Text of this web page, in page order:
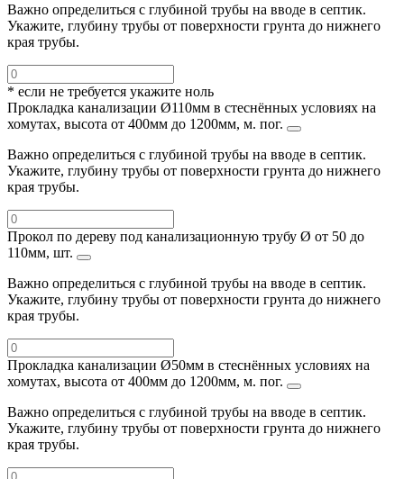
Важно определиться с глубиной трубы на вводе в септик.
Укажите, глубину трубы от поверхности грунта до нижнего
края трубы.
* если не требуется укажите ноль
Прокладка канализации Ø110мм в стеснённых условиях на
хомутах, высота от 400мм до 1200мм, м. пог.
Важно определиться с глубиной трубы на вводе в септик.
Укажите, глубину трубы от поверхности грунта до нижнего
края трубы.
Прокол по дереву под канализационную трубу Ø от 50 до
110мм, шт.
Важно определиться с глубиной трубы на вводе в септик.
Укажите, глубину трубы от поверхности грунта до нижнего
края трубы.
Прокладка канализации Ø50мм в стеснённых условиях на
хомутах, высота от 400мм до 1200мм, м. пог.
Важно определиться с глубиной трубы на вводе в септик.
Укажите, глубину трубы от поверхности грунта до нижнего
края трубы.